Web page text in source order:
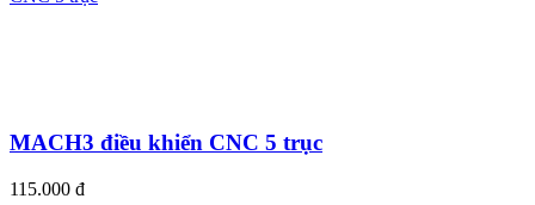
MACH3 điều khiển CNC 5 trục
115.000 đ